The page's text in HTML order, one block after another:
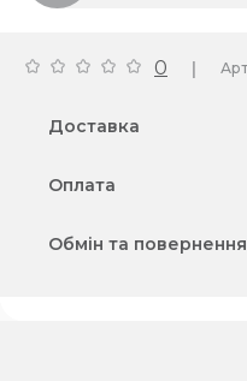
0 |
Доставка
Оплата
Обмін та повернення